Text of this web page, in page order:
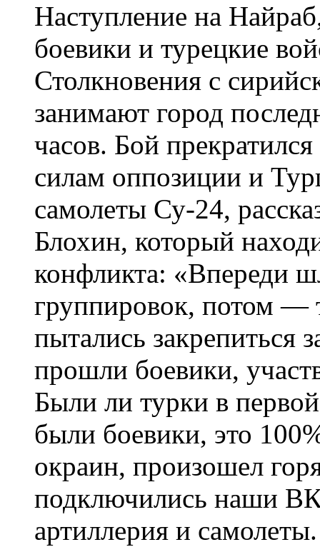
Наступление на
боевики и турецкие
Столкновения с
занимают город
часов. Бой
силам оппозиции и
самолеты Су-24,
Блохин, который
конфликта: «Впереди
группировок, потом —
пытались закрепиться
прошли боевики,
Были ли турки в
были боевики, это
окраин, произошел
подключились наши
артиллерия и